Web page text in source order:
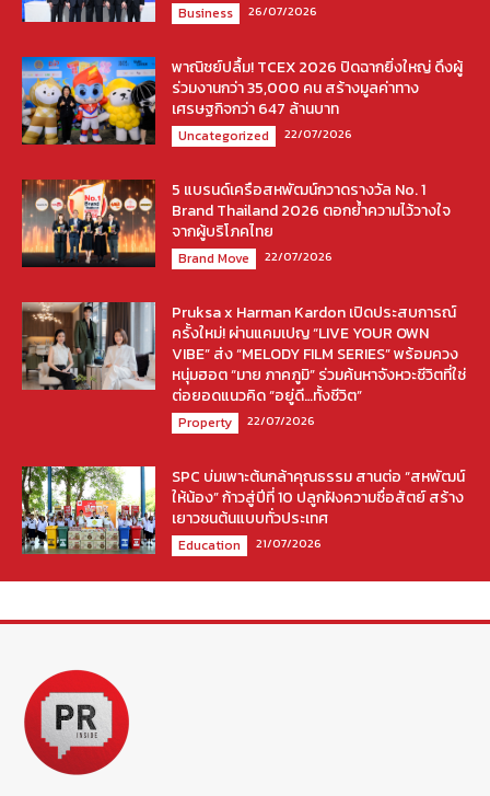
Business 26/07/2026
พาณิชย์ปลื้ม! TCEX 2026 ปิดฉากยิ่งใหญ่ ดึงผู้
ร่วมงานกว่า 35,000 คน สร้างมูลค่าทาง
เศรษฐกิจกว่า 647 ล้านบาท
Uncategorized 22/07/2026
5 แบรนด์เครือสหพัฒน์กวาดรางวัล No. 1
Brand Thailand 2026 ตอกย้ำความไว้วางใจ
จากผู้บริโภคไทย
Brand Move 22/07/2026
Pruksa x Harman Kardon เปิดประสบการณ์
ครั้งใหม่! ผ่านแคมเปญ “LIVE YOUR OWN
VIBE” ส่ง “MELODY FILM SERIES” พร้อมควง
หนุ่มฮอต “มาย ภาคภูมิ” ร่วมค้นหาจังหวะชีวิตที่ใช่
ต่อยอดแนวคิด “อยู่ดี…ทั้งชีวิต”
Property 22/07/2026
SPC บ่มเพาะต้นกล้าคุณธรรม สานต่อ “สหพัฒน์
ให้น้อง” ก้าวสู่ปีที่ 10 ปลูกฝังความซื่อสัตย์ สร้าง
เยาวชนต้นแบบทั่วประเทศ
Education 21/07/2026